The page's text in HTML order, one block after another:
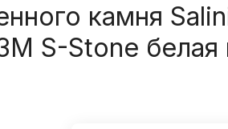
камня
S-Stone белая